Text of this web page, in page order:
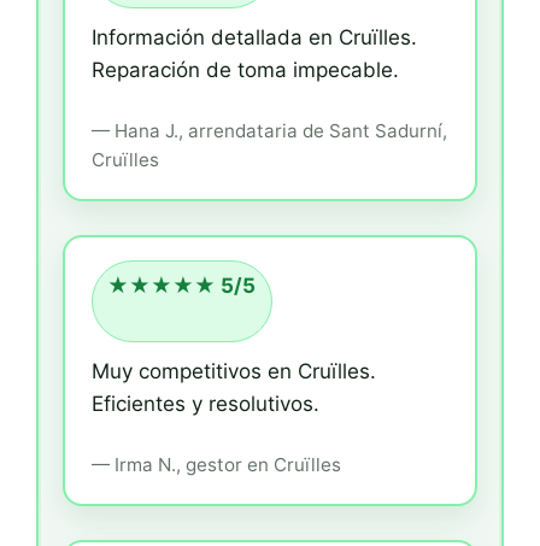
Información detallada en Cruïlles.
Reparación de toma impecable.
—Hana J., arrendataria de Sant Sadurní,
Cruïlles
★★★★★ 5/5
Muy competitivos en Cruïlles.
Eficientes y resolutivos.
—Irma N., gestoren Cruïlles